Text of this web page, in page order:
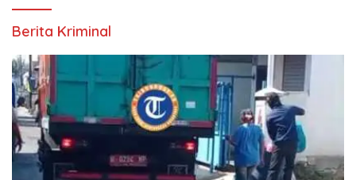
Berita Kriminal